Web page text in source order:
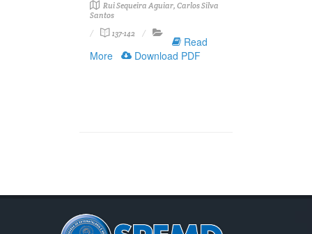
Rui Sequeira Aguiar, Carlos Silva
Santos
137-142
Read
More
Download PDF